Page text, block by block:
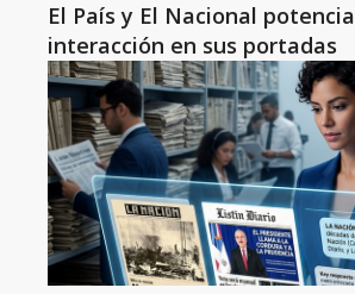
El País y El Nacional
interacción en sus portadas